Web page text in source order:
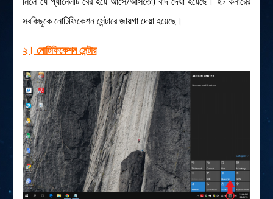
সবকিছুকে নোটিফিকেশন সেন্টারে জায়গা দেয়া হয়েছে।
২। নোটিফিকেশন সেন্টার